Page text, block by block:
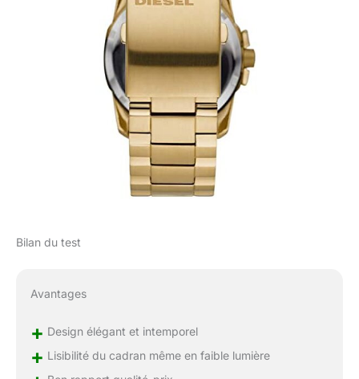
Bilan du test
Avantages
+ Design élégant et intemporel
+ Lisibilité du cadran même en faible lumière